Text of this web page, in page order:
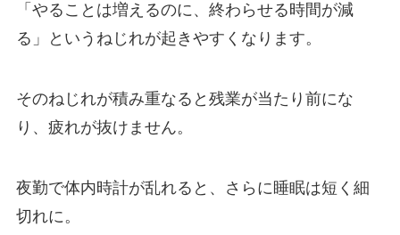
「やることは増えるのに、終わらせる時間が減
る」というねじれが起きやすくなります。
そのねじれが積み重なると残業が当たり前にな
り、疲れが抜けません。
夜勤で体内時計が乱れると、さらに睡眠は短く細
切れに。